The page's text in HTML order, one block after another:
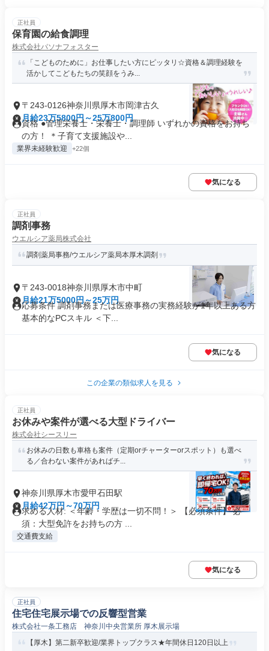
正社員
保育園の給食調理
株式会社パソナフォスター
「こどものために」お仕事したい方にピッタリ☆資格＆調理経験を
活かしてこどもたちの笑顔をうみ...
〒243-0126神奈川県厚木市岡津古久
月給23万5800円～25万800円
資格 ●管理栄養士・栄養士・調理師 いずれかの資格をお持ち
の方！ ＊子育て支援施設や...
業界未経験歓迎 +22個
気になる
正社員
調剤事務
ウエルシア薬局株式会社
調剤薬局事務/ウエルシア薬局本厚木調剤
〒243-0018神奈川県厚木市中町
月給21万5000円～25万円
応募条件 調剤事務または医療事務の実務経験が1年以上ある方
基本的なPCスキル ＜下...
気になる
この企業の類似求人を見る
正社員
お休みや案件が選べる大型ドライバー
株式会社シースリー
お休みの日数も車格も案件（定期orチャーターorスポット）も選べ
る／合わない案件があればチ...
神奈川県厚木市愛甲石田駅
月給42万円～70万円
求める人材: ＜年齢・学歴は一切不問！＞ 【必須条件】 必
須：大型免許をお持ちの方 ...
交通費支給
気になる
正社員
住宅住宅展示場での反響型営業
株式会社一条工務店 神奈川中央営業所 厚木展示場
【厚木】第二新卒歓迎/業界トップクラス★年間休日120日以上